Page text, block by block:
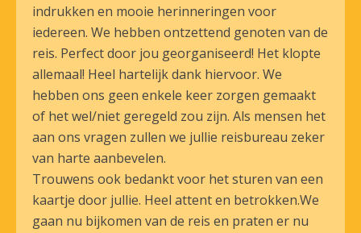
indrukken en mooie herinneringen voor
iedereen. We hebben ontzettend genoten van de
reis. Perfect door jou georganiseerd! Het klopte
allemaal! Heel hartelijk dank hiervoor. We
hebben ons geen enkele keer zorgen gemaakt
of het wel/niet geregeld zou zijn. Als mensen het
aan ons vragen zullen we jullie reisbureau zeker
van harte aanbevelen.
Trouwens ook bedankt voor het sturen van een
kaartje door jullie. Heel attent en betrokken.We
gaan nu bijkomen van de reis en praten er nu